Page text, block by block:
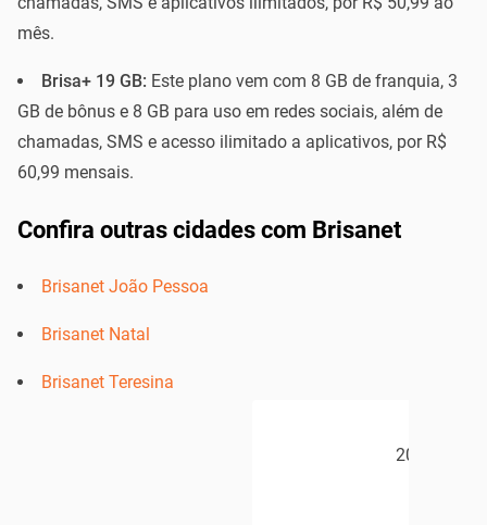
mês.
Brisa+ 19 GB: Este plano vem com 8 GB de franquia, 3
GB de bônus e 8 GB para uso em redes sociais, além de
chamadas, SMS e acesso ilimitado a aplicativos, por R$
60,99 mensais.
Confira outras cidades com Brisanet
Brisanet João Pessoa
Brisanet Natal
Brisanet Teresina
20GB